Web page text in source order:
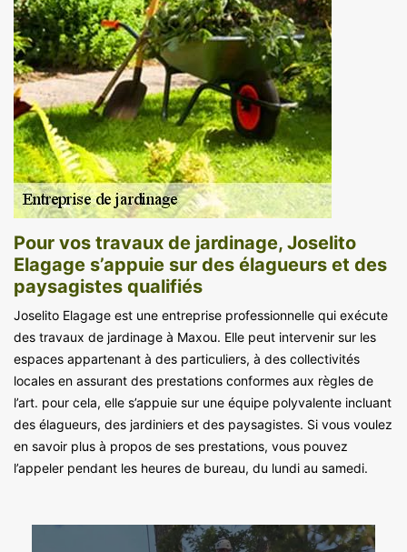
Pour vos travaux de jardinage, Joselito
Elagage s’appuie sur des élagueurs et des
paysagistes qualifiés
Joselito Elagage est une entreprise professionnelle qui exécute
des travaux de jardinage à Maxou. Elle peut intervenir sur les
espaces appartenant à des particuliers, à des collectivités
locales en assurant des prestations conformes aux règles de
l’art. pour cela, elle s’appuie sur une équipe polyvalente incluant
des élagueurs, des jardiniers et des paysagistes. Si vous voulez
en savoir plus à propos de ses prestations, vous pouvez
l’appeler pendant les heures de bureau, du lundi au samedi.